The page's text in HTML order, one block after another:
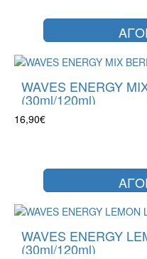
WAVES ENERGY
(30ml/120ml)
16,90€
WAVES ENERGY
(30ml/120ml)